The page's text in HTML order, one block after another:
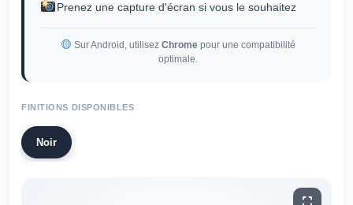
Prenez une capture d'écran si vous le souhaitez
Sur Android, utilisez Chromepour une compatibilité
optimale.
FINITIONS DISPONIBLES
Noir